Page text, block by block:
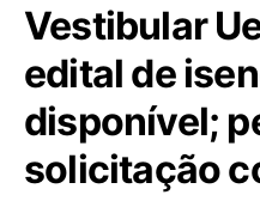
Vestibular
edital de
disponível;
solicitação